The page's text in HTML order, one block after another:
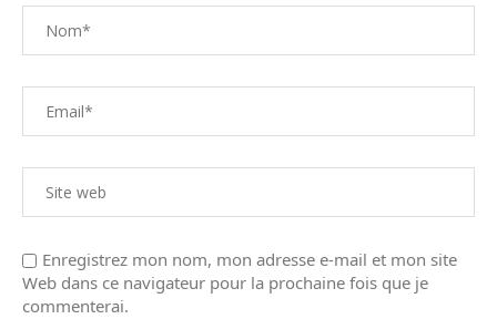
Enregistrez mon nom, mon adresse e-mail et mon site
Web dans ce navigateur pour la prochaine fois que je
commenterai.